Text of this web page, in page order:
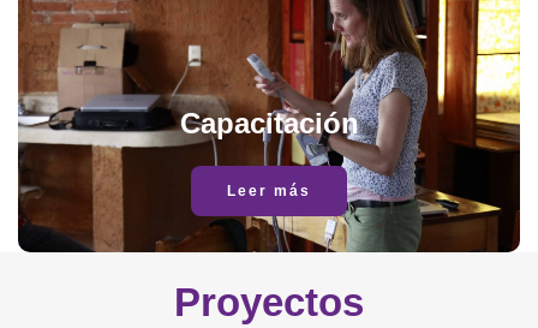
Capacitación
Leer más
Proyectos